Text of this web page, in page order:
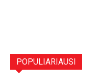
POPULIARIAUSI